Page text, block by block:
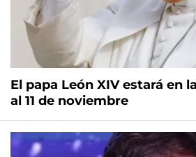
El papa León XIV estará en
al 11 de noviembre